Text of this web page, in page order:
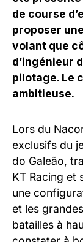
de course
proposer
volant que
d’ingénieur
pilotage. Le
ambitieuse.
Lors du
exclusifs du
do Galeão,
KT Racing et
une
et les
batailles à